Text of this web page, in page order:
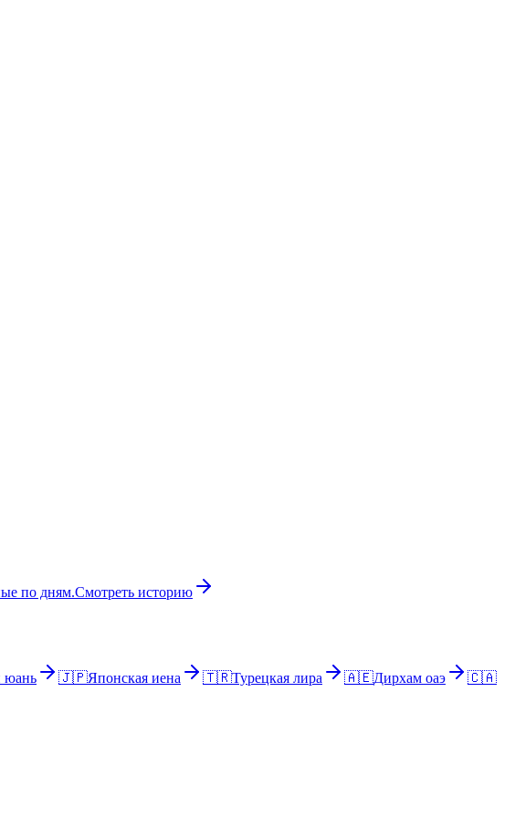
по дням.Смотреть историю
юань 🇯🇵Японская иена 🇹🇷Турецкая лира 🇦🇪Дирхам оаэ
🇨🇦